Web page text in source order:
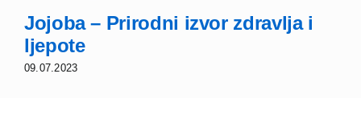
Jojoba – Prirodni izvor zdravlja i
ljepote
09.07.2023